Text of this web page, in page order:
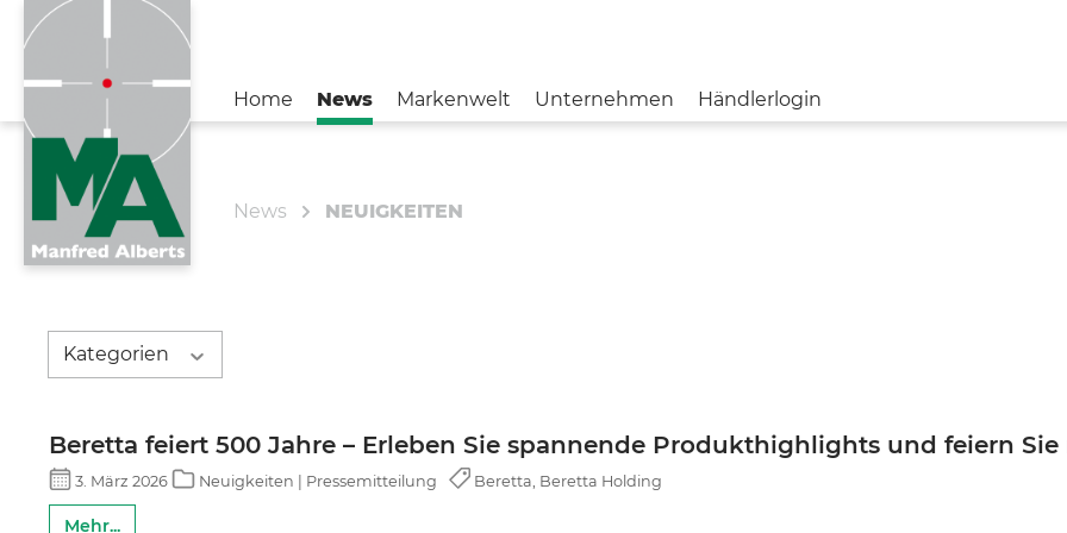
Home News Markenwelt Unternehmen Händlerlogin
STOEGER STEINER
News NEUIGKEITEN
Kategorien
Beretta feiert 500 Jahre – Erleben Sie spannende Produkthighlights und feiern
3. März 2026 Neuigkeiten | Pressemitteilung Beretta, Beretta Holding
Mehr...